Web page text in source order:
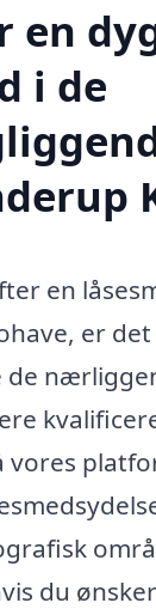
en
i de
en
er
de
vores
du